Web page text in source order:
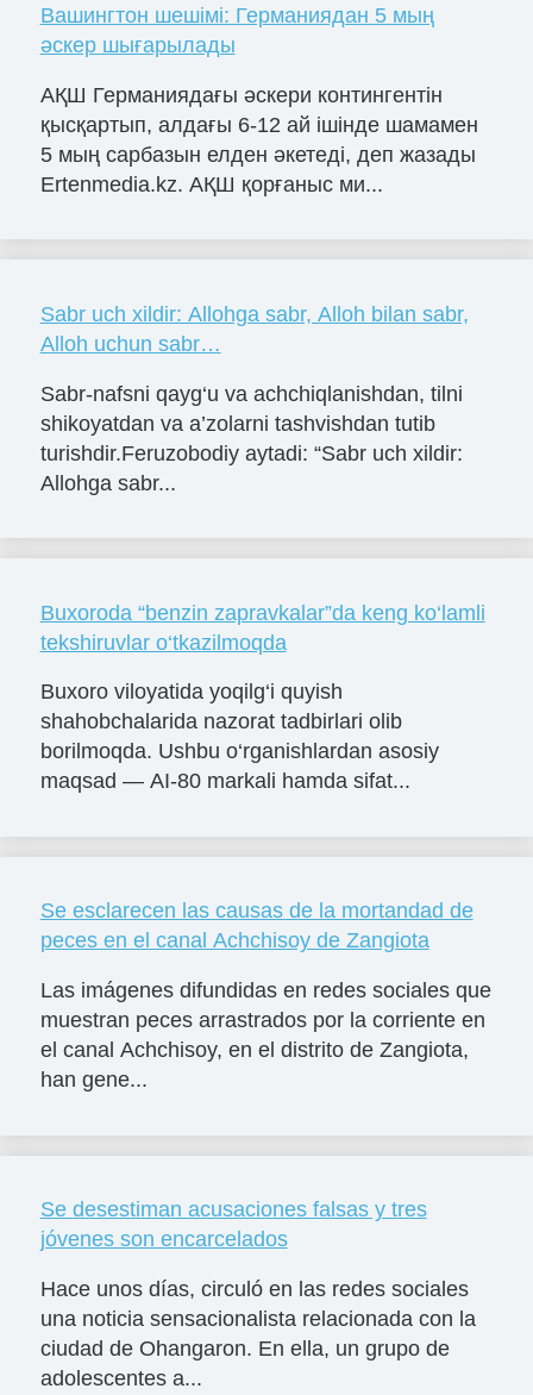
Вашингтон шешімі: Германиядан 5 мың
әскер шығарылады
АҚШ Германиядағы әскери контингентін
қысқартып, алдағы 6-12 ай ішінде шамамен
5 мың сарбазын елден әкетеді, деп жазады
Ertenmedia.kz. АҚШ қорғаныс ми...
Sabr uch xildir: Allohga sabr, Alloh bilan sabr,
Alloh uchun sabr…
Sabr-nafsni qayg‘u va achchiqlanishdan, tilni
shikoyatdan va a’zolarni tashvishdan tutib
turishdir.Feruzobodiy aytadi: “Sabr uch xildir:
Allohga sabr...
Buxoroda “benzin zapravkalar”da keng ko‘lamli
tekshiruvlar o‘tkazilmoqda
Buxoro viloyatida yoqilg‘i quyish
shahobchalarida nazorat tadbirlari olib
borilmoqda. Ushbu o‘rganishlardan asosiy
maqsad — AI-80 markali hamda sifat...
Se esclarecen las causas de la mortandad de
peces en el canal Achchisoy de Zangiota
Las imágenes difundidas en redes sociales que
muestran peces arrastrados por la corriente en
el canal Achchisoy, en el distrito de Zangiota,
han gene...
Se desestiman acusaciones falsas y tres
jóvenes son encarcelados
Hace unos días, circuló en las redes sociales
una noticia sensacionalista relacionada con la
ciudad de Ohangaron. En ella, un grupo de
adolescentes a...